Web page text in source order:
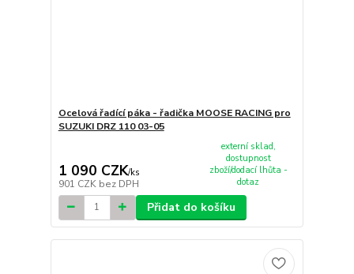
Ocelová řadící páka - řadička MOOSE RACING pro
SUZUKI DRZ 110 03-05
1 090 CZK/ks
901 CZK bez DPH
externí sklad,
dostupnost
zboží/dodací lhůta -
dotaz
Přidat do košíku